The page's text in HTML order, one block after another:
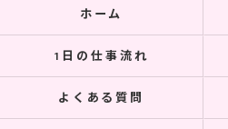
ホーム
1日の仕事流れ
よくある質問